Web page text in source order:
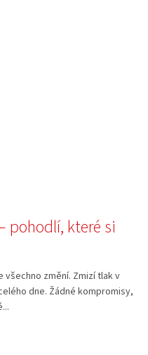
pohodlí, které si
změní. Zmizí tlak v
dne. Žádné kompromisy,